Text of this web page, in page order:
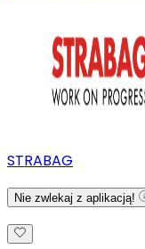
STRABAG
Nie zwlekaj z aplikacją!